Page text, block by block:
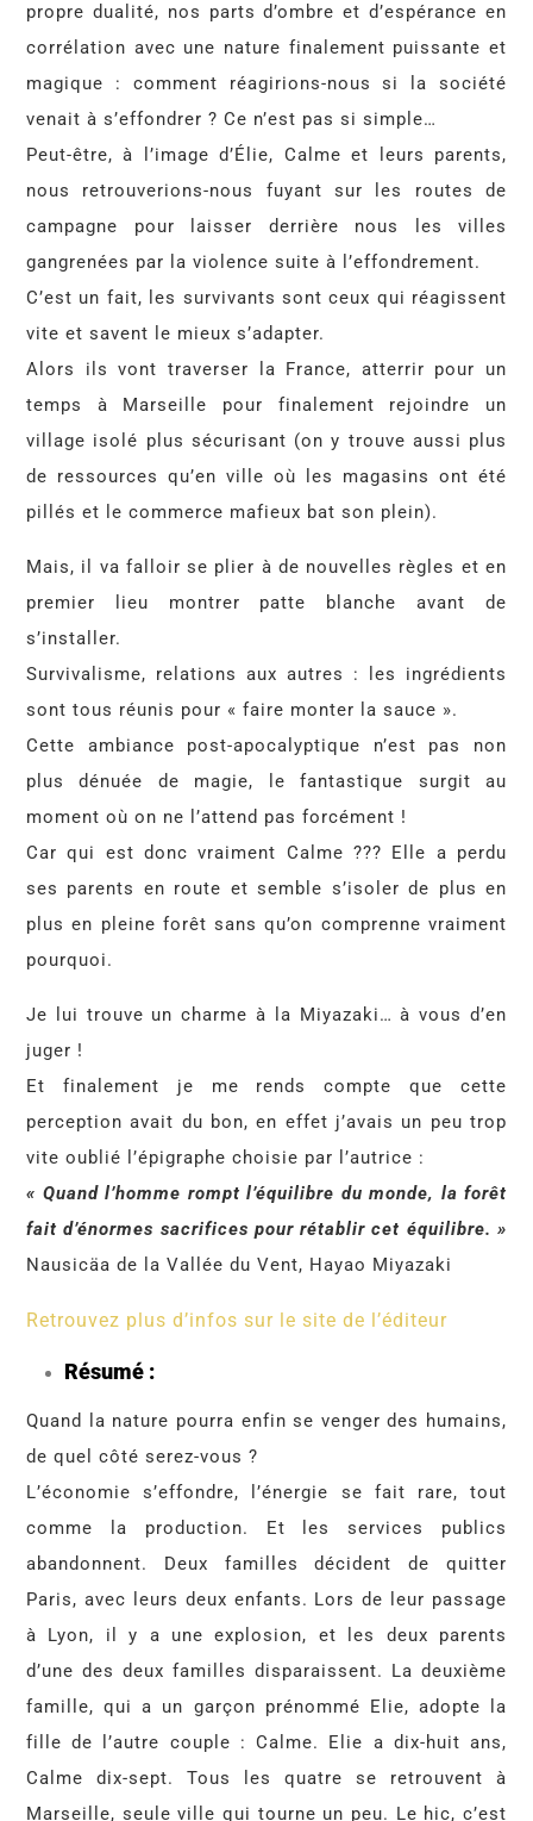
propre dualité, nos parts d’ombre et d’espérance en
corrélation avec une nature finalement puissante et
magique : comment réagirions-nous si la société
venait à s’effondrer ? Ce n’est pas si simple…
Peut-être, à l’image d’Élie, Calme et leurs parents,
nous retrouverions-nous fuyant sur les routes de
campagne pour laisser derrière nous les villes
gangrenées par la violence suite à l’effondrement.
C’est un fait, les survivants sont ceux qui réagissent
vite et savent le mieux s’adapter.
Alors ils vont traverser la France, atterrir pour un
temps à Marseille pour finalement rejoindre un
village isolé plus sécurisant (on y trouve aussi plus
de ressources qu’en ville où les magasins ont été
pillés et le commerce mafieux bat son plein).
Mais, il va falloir se plier à de nouvelles règles et en
premier lieu montrer patte blanche avant de
s’installer.
Survivalisme, relations aux autres : les ingrédients
sont tous réunis pour « faire monter la sauce ».
Cette ambiance post-apocalyptique n’est pas non
plus dénuée de magie, le fantastique surgit au
moment où on ne l’attend pas forcément !
Car qui est donc vraiment Calme ??? Elle a perdu
ses parents en route et semble s’isoler de plus en
plus en pleine forêt sans qu’on comprenne vraiment
pourquoi.
Je lui trouve un charme à la Miyazaki… à vous d’en
juger !
Et finalement je me rends compte que cette
perception avait du bon, en effet j’avais un peu trop
vite oublié l’épigraphe choisie par l’autrice :
« Quand l’homme rompt l’équilibre du monde, la forêt
fait d’énormes sacrifices pour rétablir cet équilibre. »
Nausicäa de la Vallée du Vent, Hayao Miyazaki
Retrouvez plus d’infos sur le site de l’éditeur
Résumé :
Quand la nature pourra enfin se venger des humains,
de quel côté serez-vous ?
L’économie s’effondre, l’énergie se fait rare, tout
comme la production. Et les services publics
abandonnent. Deux familles décident de quitter
Paris, avec leurs deux enfants. Lors de leur passage
à Lyon, il y a une explosion, et les deux parents
d’une des deux familles disparaissent. La deuxième
famille, qui a un garçon prénommé Elie, adopte la
fille de l’autre couple : Calme. Elie a dix-huit ans,
Calme dix-sept. Tous les quatre se retrouvent à
Marseille, seule ville qui tourne un peu. Le hic, c’est